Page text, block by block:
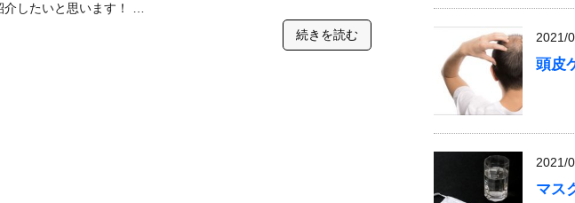
したいと思います！ …
続きを読む
2021/
頭皮
2021/
マス